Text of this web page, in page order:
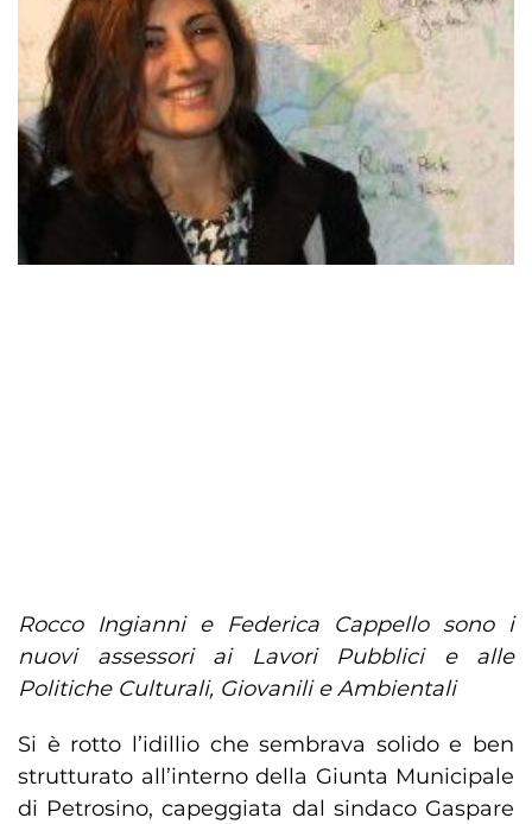
Rocco Ingianni e Federica Cappello sono i
nuovi assessori ai Lavori Pubblici e alle
Politiche Culturali, Giovanili e Ambientali
Si è rotto l’idillio che sembrava solido e ben
strutturato all’interno della Giunta Municipale
di Petrosino, capeggiata dal sindaco Gaspare